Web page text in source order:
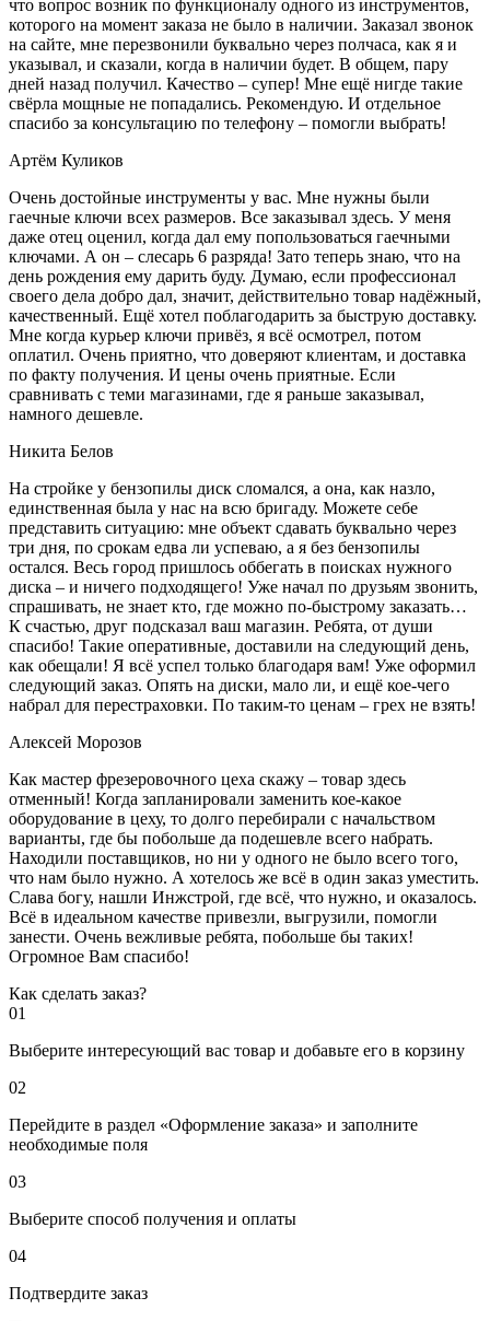
что вопрос возник по функционалу одного из инструментов,
которого на момент заказа не было в наличии. Заказал звонок
на сайте, мне перезвонили буквально через полчаса, как я и
указывал, и сказали, когда в наличии будет. В общем, пару
дней назад получил. Качество – супер! Мне ещё нигде такие
свёрла мощные не попадались. Рекомендую. И отдельное
спасибо за консультацию по телефону – помогли выбрать!
Артём Куликов
Очень достойные инструменты у вас. Мне нужны были
гаечные ключи всех размеров. Все заказывал здесь. У меня
даже отец оценил, когда дал ему попользоваться гаечными
ключами. А он – слесарь 6 разряда! Зато теперь знаю, что на
день рождения ему дарить буду. Думаю, если профессионал
своего дела добро дал, значит, действительно товар надёжный,
качественный. Ещё хотел поблагодарить за быструю доставку.
Мне когда курьер ключи привёз, я всё осмотрел, потом
оплатил. Очень приятно, что доверяют клиентам, и доставка
по факту получения. И цены очень приятные. Если
сравнивать с теми магазинами, где я раньше заказывал,
намного дешевле.
Никита Белов
На стройке у бензопилы диск сломался, а она, как назло,
единственная была у нас на всю бригаду. Можете себе
представить ситуацию: мне объект сдавать буквально через
три дня, по срокам едва ли успеваю, а я без бензопилы
остался. Весь город пришлось оббегать в поисках нужного
диска – и ничего подходящего! Уже начал по друзьям звонить,
спрашивать, не знает кто, где можно по-быстрому заказать…
К счастью, друг подсказал ваш магазин. Ребята, от души
спасибо! Такие оперативные, доставили на следующий день,
как обещали! Я всё успел только благодаря вам! Уже оформил
следующий заказ. Опять на диски, мало ли, и ещё кое-чего
набрал для перестраховки. По таким-то ценам – грех не взять!
Алексей Морозов
Как мастер фрезеровочного цеха скажу – товар здесь
отменный! Когда запланировали заменить кое-какое
оборудование в цеху, то долго перебирали с начальством
варианты, где бы побольше да подешевле всего набрать.
Находили поставщиков, но ни у одного не было всего того,
что нам было нужно. А хотелось же всё в один заказ уместить.
Слава богу, нашли Инжстрой, где всё, что нужно, и оказалось.
Всё в идеальном качестве привезли, выгрузили, помогли
занести. Очень вежливые ребята, побольше бы таких!
Огромное Вам спасибо!
Как сделать заказ?
01
Выберите интересующий вас товар и добавьте его в корзину
02
Перейдите в раздел «Оформление заказа» и заполните
необходимые поля
03
Выберите способ получения и оплаты
04
Подтвердите заказ